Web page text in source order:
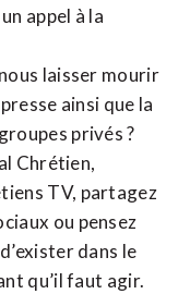
appel à la
laisser mourir
ainsi que la
privés ?
Chrétien,
TV, partagez
ou pensez
dans le
qu’il faut agir.